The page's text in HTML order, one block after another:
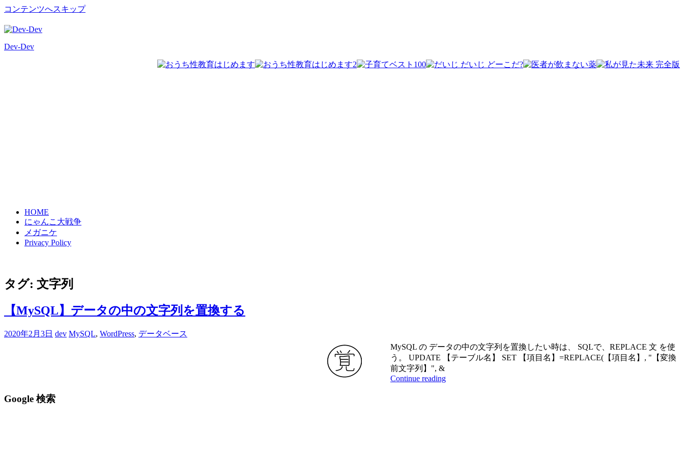
コンテンツへスキップ
Dev-Dev
HOME
にゃんこ大戦争
メガニケ
Privacy Policy
タグ: 文字列
【MySQL】データの中の文字列を置換する
2020年2月3日 dev MySQL, WordPress, データベース
MySQL の データの中の文字列を置換したい時は、 SQLで、REPLACE 文 を使
う。 UPDATE 【テーブル名】 SET 【項目名】=REPLACE(【項目名】, "【変換
前文字列】", &
Continue reading
Google 検索